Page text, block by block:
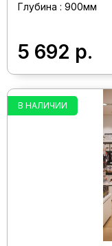
Глубина : 900мм
5 692 р.
В НАЛИЧИИ